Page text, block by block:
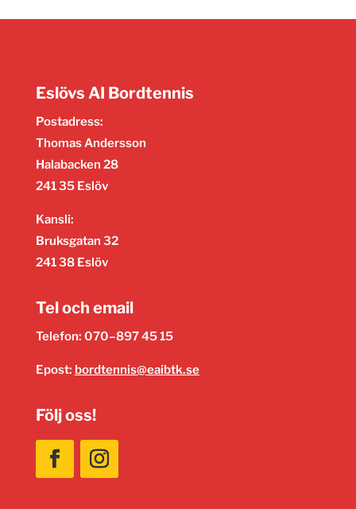
Eslövs AI Bordtennis
Postadress:
Thomas Andersson
Halabacken 28
241 35 Eslöv
Kansli:
Bruksgatan 32
241 38 Eslöv
Tel och email
Telefon: 070–897 45 15
Epost: bordtennis@eaibtk.se
Följ oss!